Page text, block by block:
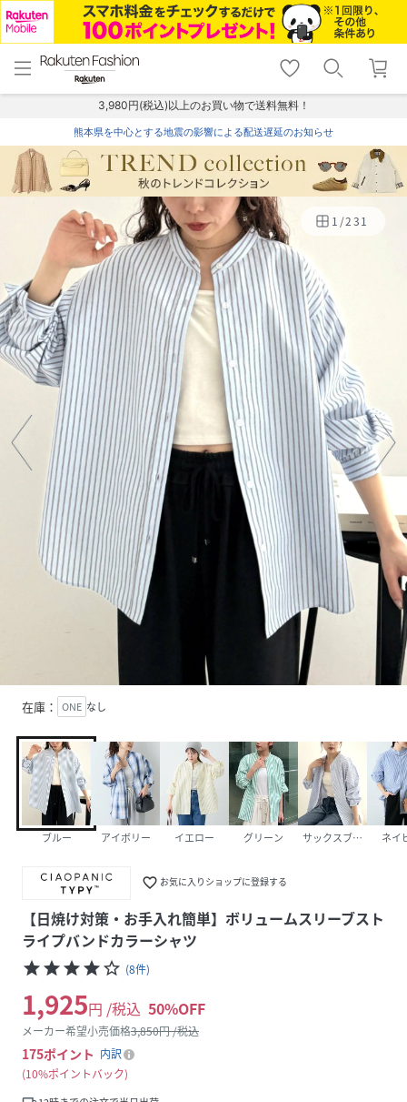
menu home
トップ
shopping_cart lock_outline
ログイン
3,980円(税込)以上のお買い物で送料無料！
熊本県を中心とする地震の影響による配送遅延のお知らせ
1 /231
在庫： ONE なし
ブルー アイボリー イエロー グリーン サックスブルー ネイ
favorite_border お気に入りショップに登録する
【日焼け対策・お手入れ簡単】ボリュームスリーブスト
ライプバンドカラーシャツ
starstarstarstarstar_border (8件)
1,925円 /税込 50%OFF
メーカー希望小売価格3,850円 /税込
175ポイント 内訳
10%ポイントバック